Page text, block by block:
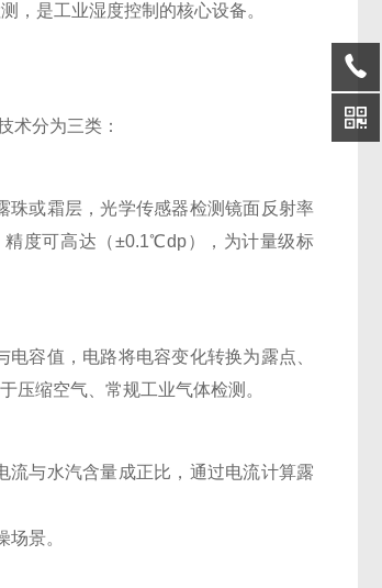
，是工业湿度控制的核心设备。
术分为三类：
珠或霜层，光学传感器检测镜面反射率
精度可高达（±0.1℃dp），为计量级标
容值，电路将电容变化转换为露点、
压缩空气、常规工业气体检测。
流与水汽含量成正比，通过电流计算露
景。